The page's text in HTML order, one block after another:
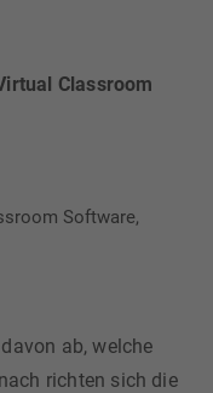
Classroom
Software,
ab, welche
richten sich die